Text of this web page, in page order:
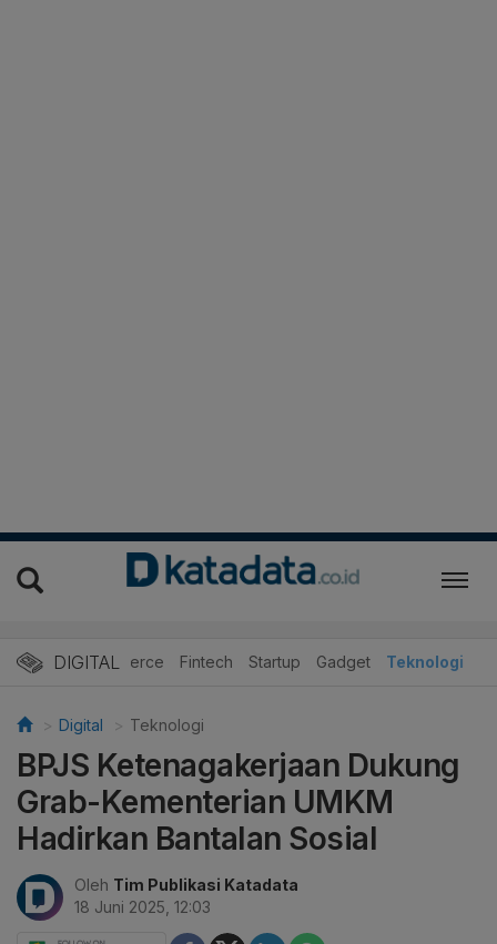
DIGITAL
E-Commerce Fintech Startup Gadget Teknologi
Digital Teknologi
BPJS Ketenagakerjaan Dukung
Grab-Kementerian UMKM
Hadirkan Bantalan Sosial
Oleh Tim Publikasi Katadata
18 Juni 2025, 12:03